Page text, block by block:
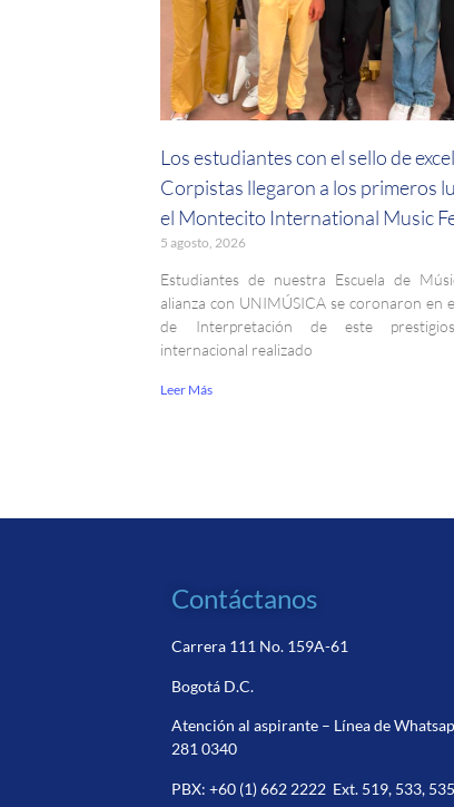
Los estudiantes con el sello de
Corpistas llegaron a los primeros
el Montecito International Music
5 agosto, 2026
Estudiantes de nuestra Escuela de
alianza con UNIMÚSICA se coronaron en
de Interpretación de este
internacional realizado
Leer Más
Contáctanos
Carrera 111 No. 159A-61
Bogotá D.C.
Atención al aspirante – Línea de
281 0340
PBX:+60 (1) 662 2222 Ext. 519, 533,